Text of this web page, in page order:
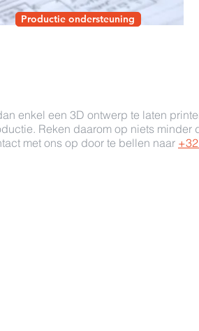
enkel een 3D ontwerp te laten
Reken daarom op niets
met ons op door te bellen naar
Productie ondersteuning